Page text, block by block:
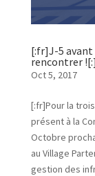
[:fr]J-5 avant
rencontrer ![:]
Oct 5, 2017
[:fr]Pour la
présent à la
Octobre
au Village
gestion des